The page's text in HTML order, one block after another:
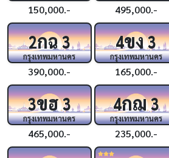
150,000.- 495,000.-
2กฉ3
กรุงเทพมหานคร
390,000.-
4ขง3
กรุงเทพมหานคร
165,000.-
3ขฮ3
กรุงเทพมหานคร
465,000.-
4กฌ3
กรุงเทพมหานคร
235,000.-